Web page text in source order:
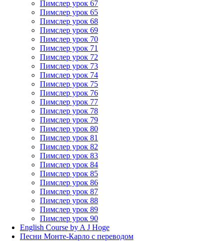
Пимслер урок 67
Пимслер урок 65
Пимслер урок 68
Пимслер урок 69
Пимслер урок 70
Пимслер урок 71
Пимслер урок 72
Пимслер урок 73
Пимслер урок 74
Пимслер урок 75
Пимслер урок 76
Пимслер урок 77
Пимслер урок 78
Пимслер урок 79
Пимслер урок 80
Пимслер урок 81
Пимслер урок 82
Пимслер урок 83
Пимслер урок 84
Пимслер урок 85
Пимслер урок 86
Пимслер урок 87
Пимслер урок 88
Пимслер урок 89
Пимслер урок 90
English Course by A J Hoge
Песни Монте-Карло с переводом